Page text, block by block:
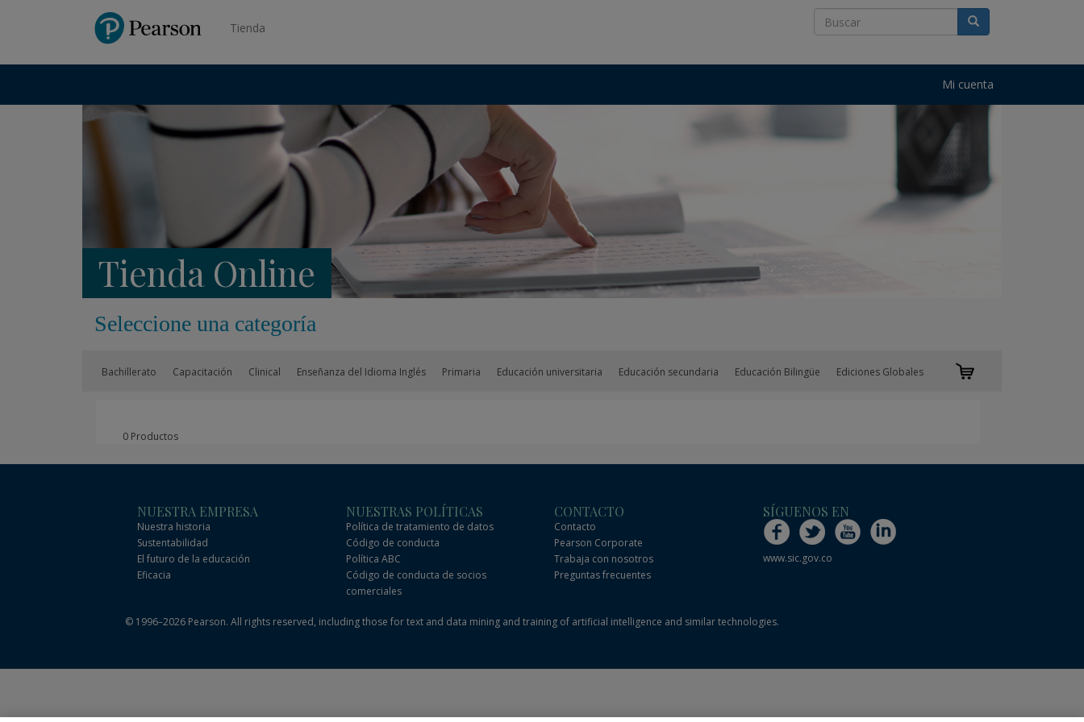
PearsonTienda
Mi cuenta
Tienda Online
Seleccione una categoría
Bachillerato Capacitación Clinical Enseñanza del Idioma Inglés Primaria Educación universitaria Educación secundaria Educación Bilingüe Ediciones Globales
0 Productos
NUESTRA EMPRESA
Nuestra historia
Sustentabilidad
El futuro de la educación
Eficacia
NUESTRAS POLÍTICAS
Política de tratamiento de datos
Código de conducta
Política ABC
Código de conducta de socios
comerciales
CONTACTO
Contacto
Pearson Corporate
Trabaja con nosotros
Preguntas frecuentes
SÍGUENOS EN
www.sic.gov.co
© 1996–2026 Pearson. All rights reserved, including those for text and data mining and training of artificial intelligence and similar technologies.